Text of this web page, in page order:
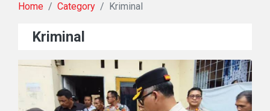
Home Category Kriminal
Kriminal